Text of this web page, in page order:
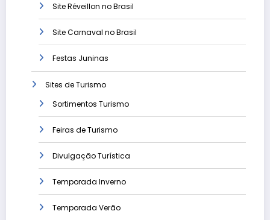
Site Réveillon no Brasil
Site Carnaval no Brasil
Festas Juninas
Sites de Turismo
Sortimentos Turismo
Feiras de Turismo
Divulgação Turística
Temporada Inverno
Temporada Verão